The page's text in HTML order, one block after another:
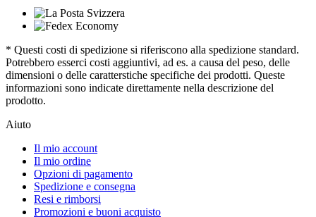
* Questi costi di spedizione si riferiscono alla spedizione standard.
Potrebbero esserci costi aggiuntivi, ad es. a causa del peso, delle
dimensioni o delle caratterstiche specifiche dei prodotti. Queste
informazioni sono indicate direttamente nella descrizione del
prodotto.
Aiuto
Il mio account
Il mio ordine
Opzioni di pagamento
Spedizione e consegna
Resi e rimborsi
Promozioni e buoni acquisto